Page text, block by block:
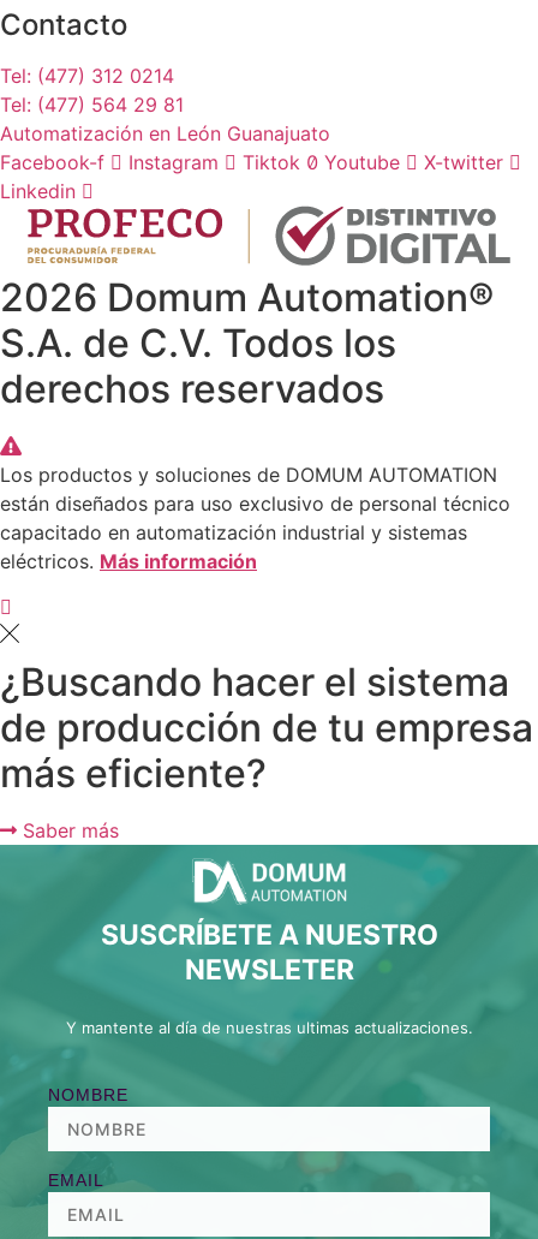
Contacto
Tel: (477) 312 0214
Tel: (477) 564 29 81
Automatización en León Guanajuato
Facebook-f
Instagram Tiktok Youtube
X-twitter
Linkedin
2026 Domum Automation®
S.A. de C.V. Todos los
derechos reservados
Los productos y soluciones de DOMUM AUTOMATION
están diseñados para uso exclusivo de personal técnico
capacitado en automatización industrial y sistemas
eléctricos. Más información
¿Buscando hacer el sistema
de producción de tu empresa
más eficiente?
Saber más
SUSCRÍBETE A NUESTRO
NEWSLETER
Y mantente al día de nuestras ultimas actualizaciones.
NOMBRE
EMAIL